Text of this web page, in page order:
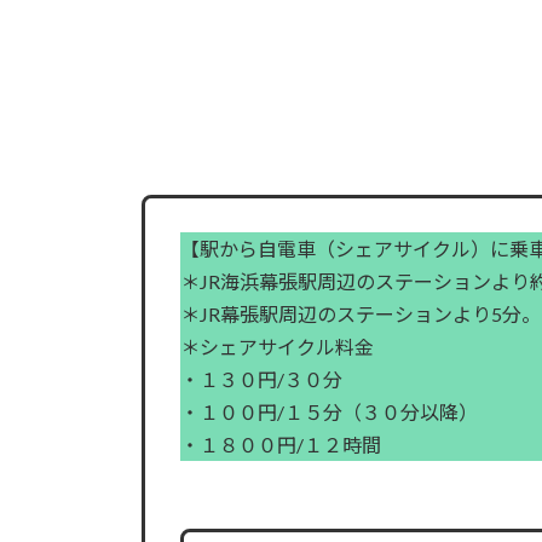
【駅から自電車（シェアサイクル）に乗
＊JR海浜幕張駅周辺のステーションより
＊JR幕張駅周辺のステーションより5分。
＊シェアサイクル料金
・１３０円/３０分
・１００円/１５分（３０分以降）
・１８００円/１２時間